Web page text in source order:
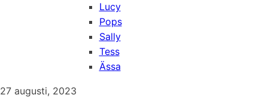
Lucy
Pops
Sally
Tess
Ässa
27 augusti, 2023